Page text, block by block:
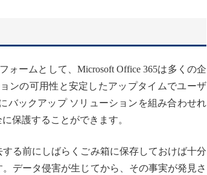
ォームとして、Microsoft Office 365は多くの企
ンの可用性と安定したアップタイムでユーザ
バックアップ ソリューションを組み合わせれ
保護することができます。
る前にしばらくごみ箱に保存しておけば十分
データ侵害が生じてから、その事実が発見さ